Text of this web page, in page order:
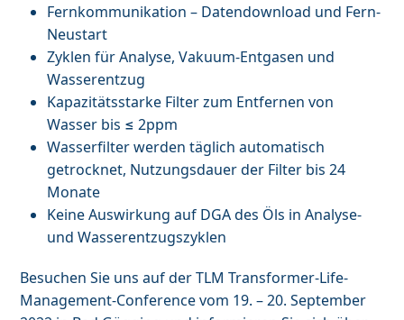
Fernkommunikation – Datendownload und Fern-
Neustart
Zyklen für Analyse, Vakuum-Entgasen und
Wasserentzug
Kapazitätsstarke Filter zum Entfernen von
Wasser bis ≤ 2ppm
Wasserfilter werden täglich automatisch
getrocknet, Nutzungsdauer der Filter bis 24
Monate
Keine Auswirkung auf DGA des Öls in Analyse-
und Wasserentzugszyklen
Besuchen Sie uns auf der TLM Transformer-Life-
Management-Conference vom 19. – 20. September